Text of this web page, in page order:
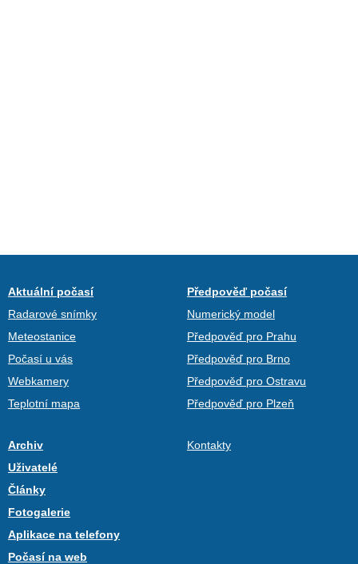
Aktuální počasí
Radarové snímky
Meteostanice
Počasí u vás
Webkamery
Teplotní mapa
Předpověď počasí
Numerický model
Předpověď pro Prahu
Předpověď pro Brno
Předpověď pro Ostravu
Předpověď pro Plzeň
Archiv
Uživatelé
Články
Fotogalerie
Aplikace na telefony
Počasí na web
Kontakty